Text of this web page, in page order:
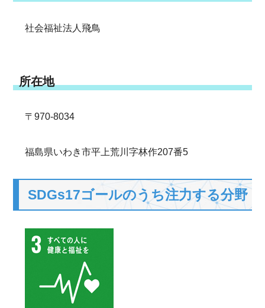
社会福祉法人飛鳥
所在地
〒970-8034
福島県いわき市平上荒川字林作207番5
SDGs17ゴールのうち注力する分野